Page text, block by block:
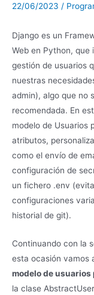
22/06/2023 /
Django es un
Web en Python,
gestión de usuarios
nuestras
admin), algo que no
recomendada. En
modelo de Usuarios
atributos,
como el envío de
configuración de
un fichero .env
configuraciones
historial de git).
Continuando con la
esta ocasión vamos
modelo de
la clase